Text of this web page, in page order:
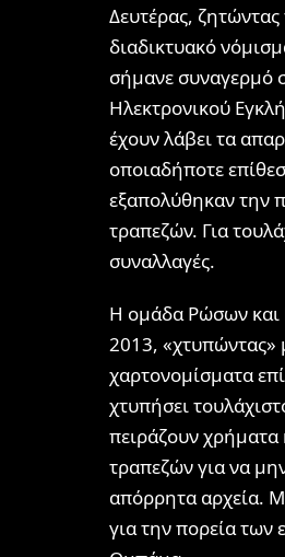
Δευτέρας,
διαδικτυακό
σήμανε συναγερμό
Ηλεκτρονικού
έχουν λάβει τα
οποιαδήποτε
εξαπολύθηκαν την
τραπεζών. Για
συναλλαγές.
Η ομάδα Ρώσων και
2013, «χτυπώντας»
χαρτονομίσματα
χτυπήσει
πειράζουν χρήματα
τραπεζών για να
απόρρητα αρχεία.
για την πορεία